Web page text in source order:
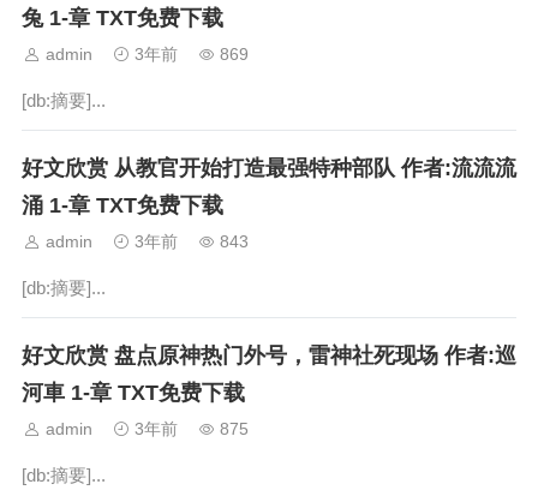
兔 1-章 TXT免费下载
admin 3年前 869
[db:摘要]...
好文欣赏 从教官开始打造最强特种部队 作者:流流流
涌 1-章 TXT免费下载
admin 3年前 843
[db:摘要]...
好文欣赏 盘点原神热门外号，雷神社死现场 作者:巡
河車 1-章 TXT免费下载
admin 3年前 875
[db:摘要]...